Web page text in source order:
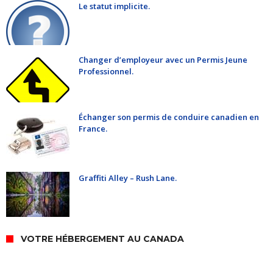
Le statut implicite.
Changer d’employeur avec un Permis Jeune
Professionnel.
Échanger son permis de conduire canadien en
France.
Graffiti Alley – Rush Lane.
VOTRE HÉBERGEMENT AU CANADA